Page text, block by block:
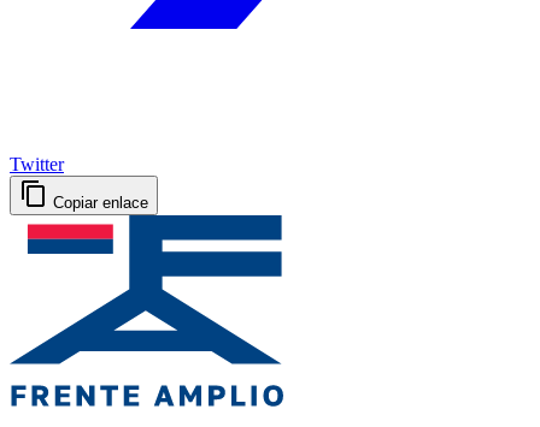
Twitter
Copiar enlace